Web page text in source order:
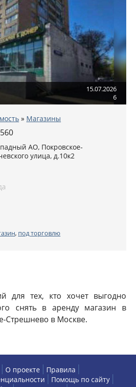
15.07.2026
6
» Магазины
АО, Покровское-
улица, д.10к2
, под торговлю
для тех, кто хочет выгодно
снять в аренду магазин в
Стрешнево в Москве.
О проекте
Правила
Помощь по сайту